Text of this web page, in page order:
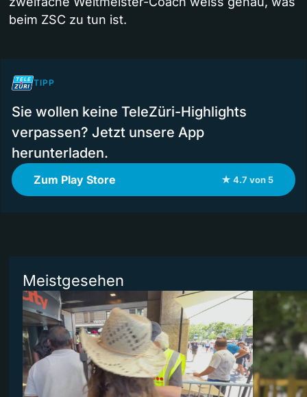
beim ZSC zu tun ist.
TIPP
Sie wollen keine TeleZüri-Highlights
verpassen? Jetzt unsere App
herunterladen.
Zum Play Store ★ 4.7 von 5
Meistgesehen